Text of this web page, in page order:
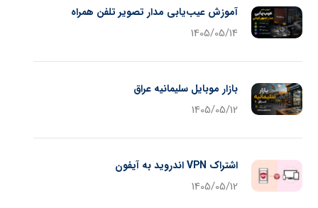
آموزش عیب‌یابی مدار تصویر تلفن همراه
1405/05/14
بازار موبایل سلیمانیه عراق
1405/05/12
اشتراک VPN اندروید به آیفون
1405/05/12